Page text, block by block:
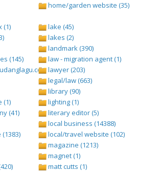
home/garden website (35)
(1)
(145)
tangga-lagu (1)
(1)
(41)
lake (45)
lakes (2)
landmark (390)
law - migration agent (1)
lawyer (203)
legal/law (663)
library (90)
lighting (1)
literary editor (5)
local business (14388)
local/travel website (102)
magazine (1213)
magnet (1)
matt cutts (1)